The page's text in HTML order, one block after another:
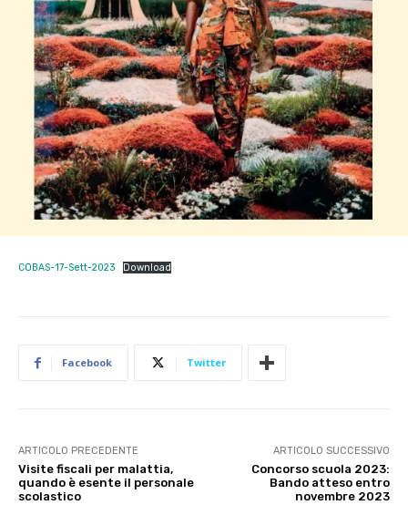
COBAS-17-Sett-2023 Download
Facebook Twitter
ARTICOLO PRECEDENTE
Visite fiscali per malattia,
quando è esente il personale
scolastico
ARTICOLO SUCCESSIVO
Concorso scuola 2023:
Bando atteso entro
novembre 2023